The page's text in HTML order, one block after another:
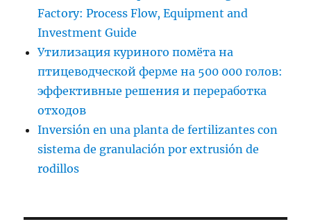
Factory: Process Flow, Equipment and
Investment Guide
Утилизация куриного помёта на
птицеводческой ферме на 500 000 голов:
эффективные решения и переработка
отходов
Inversión en una planta de fertilizantes con
sistema de granulación por extrusión de
rodillos